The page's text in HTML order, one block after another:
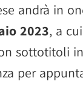
andrà in
2023, a
sottotitoli
per